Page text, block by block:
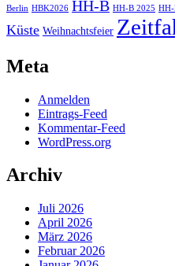
Berlin HBK2026 HH-B HH-B 2025
Küste Weihnachtsfeier
Meta
Anmelden
Eintrags-Feed
Kommentar-Feed
WordPress.org
Archiv
Juli 2026
April 2026
März 2026
Februar 2026